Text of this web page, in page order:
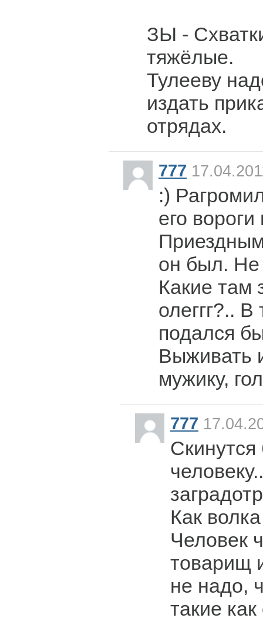
ЗЫ -
тяжёлые.
Тулееву
издать
отрядах.
777
:)
его
он был. Не
Какие там
олеггг?.. В
подался
Выживать
мужику,
777
Как
Человек
товарищ
не надо,
такие